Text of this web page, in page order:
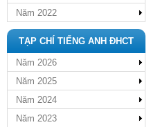
Năm 2022
TẠP CHÍ TIẾNG ANH ĐHCT
Năm 2026
Năm 2025
Năm 2024
Năm 2023